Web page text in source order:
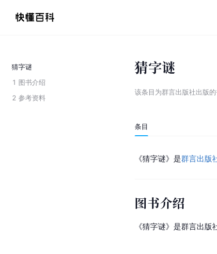
猜字谜
1 图书介绍
2 参考资料
猜字谜
该条目为群言出版社出版
条目
《猜字谜》是群言出版
图书介绍
《猜字谜》是群言出